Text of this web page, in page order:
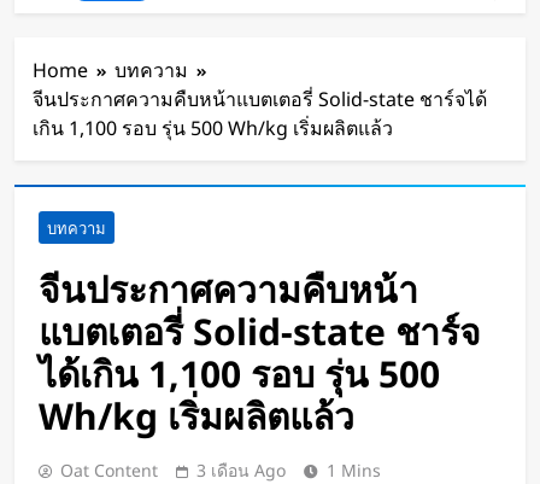
กวาดรายได้มากขึ้น 6 เท่า
19 ชั่วโมง Ago
Disney+ จับมือ TikTok ดึงครีเอเตอร์
เข้าแอป เปลี่ยนแฟนคลับให้เป็นผู้
Stella Juva รถพยาบาลพลังงานแสง
อาทิตย์คันแรกของโลก วิ่งไกลกว่า
700 กม.
2 วัน Ago
เปิดตัว CMF Clip Pro หูฟังคลิปหนีบหู
รุ่นแรก! มาพร้อม Smart Dial บนเคส
ชาร์จ และแบตฯ ใช้งานสูงสุด 32.5
ชั่วโมง
2 วัน Ago
Spotify เพิ่มโหมดวิ่งใหม่ ปรับเพลง
ตามความเร็วและรูปแบบการฝึก
Home
บทความ
จีนประกาศความคืบหน้าแบตเตอรี่ Solid-state ชาร์จได้
เกิน 1,100 รอบ รุ่น 500 Wh/kg เริ่มผลิตแล้ว
บทความ
จีนประกาศความคืบหน้า
แบตเตอรี่ Solid-state ชาร์จ
ได้เกิน 1,100 รอบ รุ่น 500
Wh/kg เริ่มผลิตแล้ว
Oat Content 3 เดือน Ago 1 Mins